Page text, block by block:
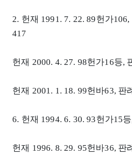
2. 헌재 1991. 7. 22. 89헌가
417
헌재 2000. 4. 27. 98헌가16등,
헌재 2001. 1. 18. 99헌바63, 판
6. 헌재 1994. 6. 30. 93헌가15
헌재 1996. 8. 29. 95헌바36, 판